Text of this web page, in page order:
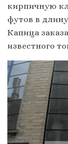
кирпичную
футов в
Капица
известного